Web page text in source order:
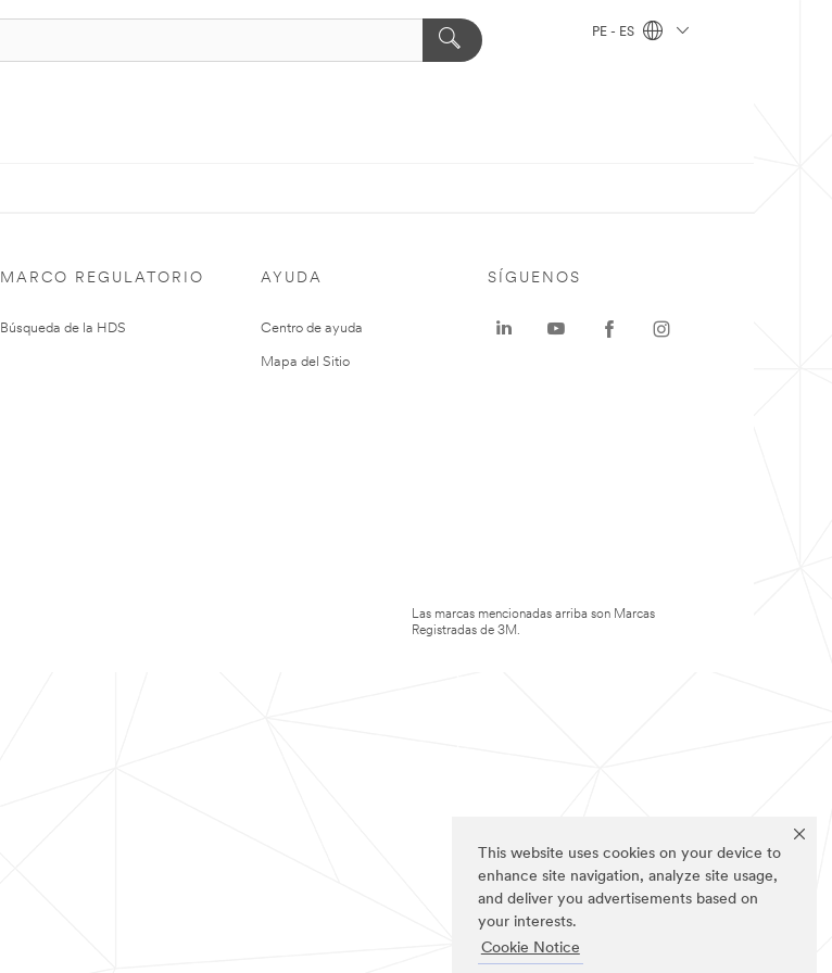
This website uses cookies on your device to
enhance site navigation, analyze site usage,
and deliver you advertisements based on
your interests.
Cookie Notice
PE - ES
MARCO REGULATORIO
Búsqueda de la HDS
AYUDA
Centro de ayuda
Mapa del Sitio
SÍGUENOS
Las marcas mencionadas arriba son Marcas
Registradas de 3M.